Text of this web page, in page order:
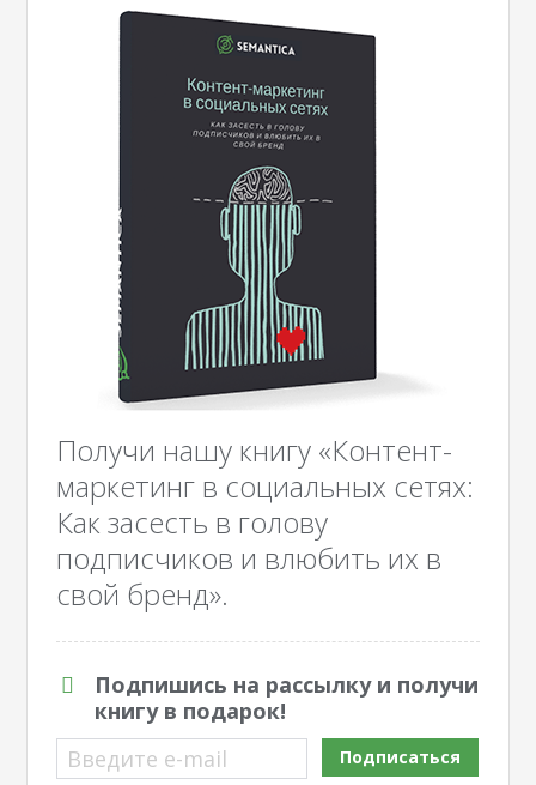
Получи нашу книгу «Контент-
маркетинг в социальных сетях:
Как засесть в голову
подписчиков и влюбить их в
свой бренд».
Подпишись на рассылку и получи
книгу в подарок!
Введите e-mail
Подписаться